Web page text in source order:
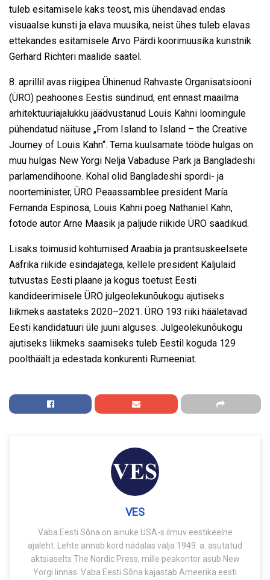
tuleb esitamisele kaks teost, mis ühendavad endas
visuaalse kunsti ja elava muusika, neist ühes tuleb elavas
ettekandes esitamisele Arvo Pärdi koorimuusika kunstnik
Gerhard Richteri maalide saatel.
8. aprillil avas riigipea Ühinenud Rahvaste Organisatsiooni
(ÜRO) peahoones Eestis sündinud, ent ennast maailma
arhitektuuriajalukku jäädvustanud Louis Kahni loomingule
pühendatud näituse „From Island to Island – the Creative
Journey of Louis Kahn“. Tema kuulsamate tööde hulgas on
muu hulgas New Yorgi Nelja Vabaduse Park ja Bangladeshi
parlamendihoone. Kohal olid Bangladeshi spordi- ja
noorteminister, ÜRO Peaassamblee president María
Fernanda Espinosa, Louis Kahni poeg Nathaniel Kahn,
fotode autor Arne Maasik ja paljude riikide ÜRO saadikud.
Lisaks toimusid kohtumised Araabia ja prantsuskeelsete
Aafrika riikide esindajatega, kellele president Kaljulaid
tutvustas Eesti plaane ja kogus toetust Eesti
kandideerimisele ÜRO julgeolekunõukogu ajutiseks
liikmeks aastateks 2020–2021. ÜRO 193 riiki hääletavad
Eesti kandidatuuri üle juuni alguses. Julgeolekunõukogu
ajutiseks liikmeks saamiseks tuleb Eestil koguda 129
poolthäält ja edestada konkurenti Rumeeniat.
VES
Vaba Eesti Sõna on ainuke USA-s ilmuv eestikeelne
ajaleht. Lehte annab kord nädalas välja 1949. a. asutatud
aktsiaselts The Nordic Press, mille peakontor asub New
Yorgi linnas. Vaba Eesti Sõna kajastab Ameerika eesti